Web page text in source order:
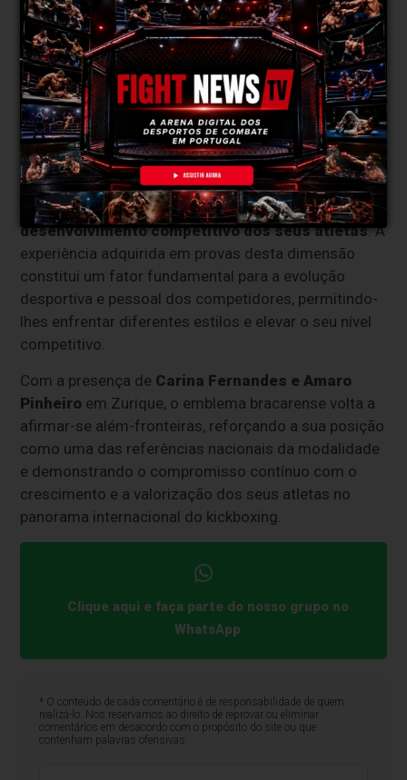
competição, domingo, será reservado às finais das
provas de ringue e à disputa do Grand Champion de
Point Fighting.
SC Braga continua a apostar na
internacionalização dos seus atletas
A participação no Alpen Open Kickboxing 2026
reflete a contínua aposta do SC Braga
Kickboxing na internacionalização e no
desenvolvimento competitivo dos seus atletas. A
experiência adquirida em provas desta dimensão
constitui um fator fundamental para a evolução
desportiva e pessoal dos competidores, permitindo-
lhes enfrentar diferentes estilos e elevar o seu nível
competitivo.
Com a presença de Carina Fernandes e Amaro
Pinheiro em Zurique, o emblema bracarense volta a
afirmar-se além-fronteiras, reforçando a sua posição
como uma das referências nacionais da modalidade
e demonstrando o compromisso contínuo com o
crescimento e a valorização dos seus atletas no
panorama internacional do kickboxing.
Clique aqui e faça parte do nosso grupo no
WhatsApp
* O conteúdo de cada comentário é de responsabilidade de quem
realizá-lo. Nos reservamos ao direito de reprovar ou eliminar
comentários em desacordo com o propósito do site ou que
contenham palavras ofensivas.